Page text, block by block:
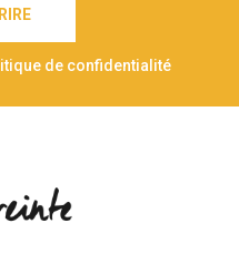
de confidentialité